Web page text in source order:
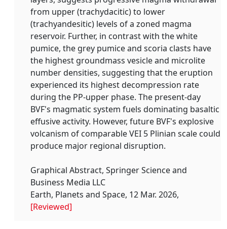
from upper (trachydacitic) to lower
(trachyandesitic) levels of a zoned magma
reservoir. Further, in contrast with the white
pumice, the grey pumice and scoria clasts have
the highest groundmass vesicle and microlite
number densities, suggesting that the eruption
experienced its highest decompression rate
during the PP-upper phase. The present-day
BVF's magmatic system fuels dominating basaltic
effusive activity. However, future BVF's explosive
volcanism of comparable VEI 5 Plinian scale could
produce major regional disruption.
Graphical Abstract, Springer Science and
Business Media LLC
Earth, Planets and Space, 12 Mar. 2026,
[Reviewed]